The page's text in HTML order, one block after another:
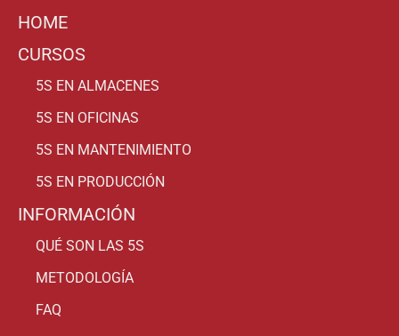
HOME
CURSOS
5S EN ALMACENES
5S EN OFICINAS
5S EN MANTENIMIENTO
5S EN PRODUCCIÓN
INFORMACIÓN
QUÉ SON LAS 5S
METODOLOGÍA
FAQ